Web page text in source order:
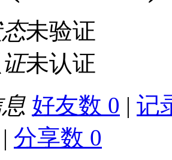
未验证
未认证
好友数 0 | 记
| 分享数 0